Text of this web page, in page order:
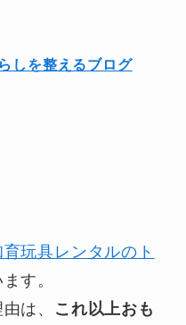
しを整えるブログ
育玩具レンタルのト
す。
は、 これ以上おも